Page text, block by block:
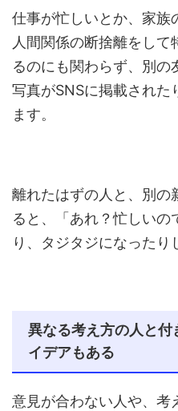
仕事が忙しいとか、家族
人間関係の断捨離をし
るのにも関わらず、別の
写真がSNSに掲載された
ます。
離れたはずの人と、別の
ると、「あれ？忙しいの
り、タジタジになったり
異なる考え方の人と
イデアもある
意見が合わない人や、考